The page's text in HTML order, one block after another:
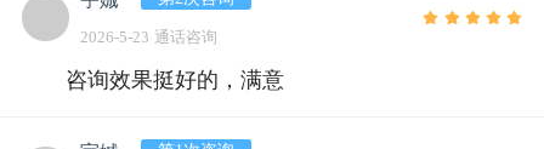
2026-5-23 通话咨询
咨询效果挺好的，满意